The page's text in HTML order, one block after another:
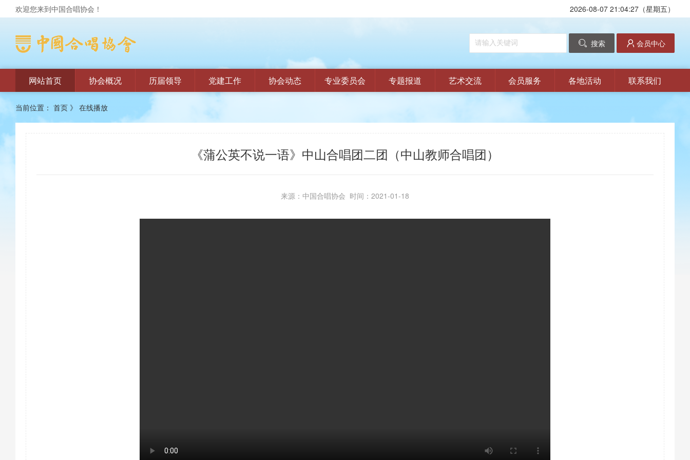
欢迎您来到中国合唱协会！ 2026-08-07 21:04:27（星期五）
搜索 会员中心
网站首页 协会概况 历届领导 党建工作 协会动态 专业委员会 专题报道 艺术交流 会员服务 各地活动 联系我们
当前位置： 首页 》 在线播放
《蒲公英不说一语》中山合唱团二团（中山教师合唱团）
来源：中国合唱协会 时间：2021-01-18